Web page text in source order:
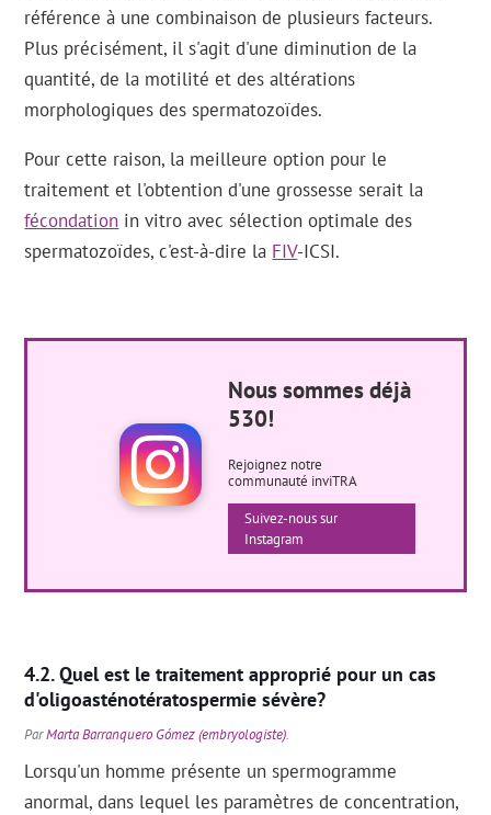
référence à une combinaison de plusieurs facteurs.
Plus précisément, il s'agit d'une diminution de la
quantité, de la motilité et des altérations
morphologiques des spermatozoïdes.
Pour cette raison, la meilleure option pour le
traitement et l'obtention d'une grossesse serait la
fécondation in vitro avec sélection optimale des
spermatozoïdes, c'est-à-dire la FIV-ICSI.
Nous sommes déjà
530!
Rejoignez notre
communauté inviTRA
Suivez-nous sur
Instagram
Quel est le traitement approprié pour un cas
d'oligoasténotératospermie sévère?
ParMarta Barranquero Gómez (embryologiste).
Lorsqu'un homme présente un spermogramme
anormal, dans lequel les paramètres de concentration,